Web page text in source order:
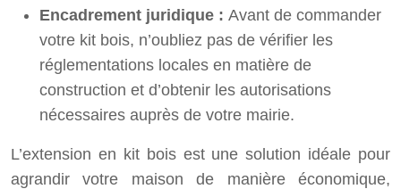
Encadrement juridique : Avant de commander
votre kit bois, n’oubliez pas de vérifier les
réglementations locales en matière de
construction et d’obtenir les autorisations
nécessaires auprès de votre mairie.
L’extension en kit bois est une solution idéale pour
agrandir votre maison de manière économique,